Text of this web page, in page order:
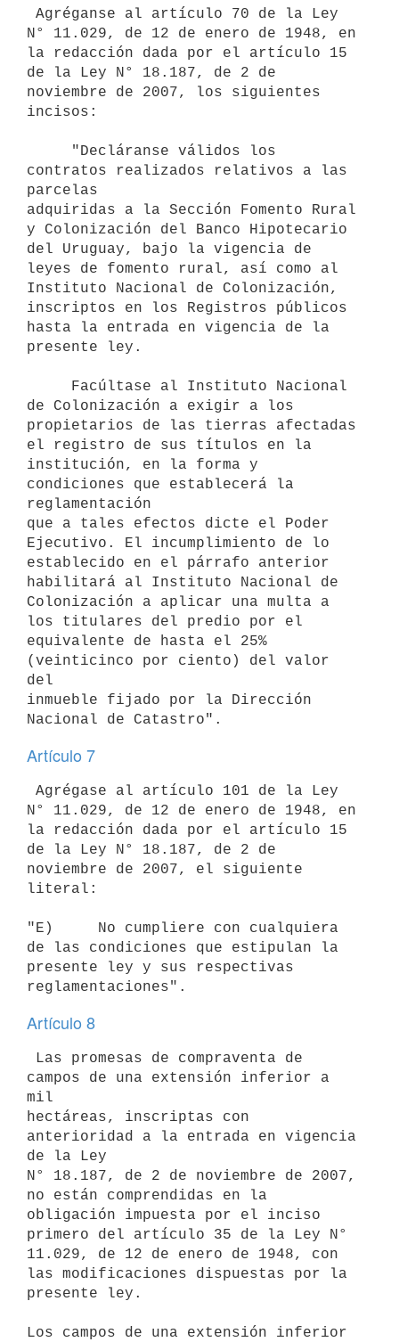
N° 11.029, de 12 de enero de 1948, en
la redacción dada por el artículo 15
de la Ley N° 18.187, de 2 de
noviembre de 2007, los siguientes
incisos:
contratos realizados relativos a las
parcelas
adquiridas a la Sección Fomento Rural
y Colonización del Banco Hipotecario
del Uruguay, bajo la vigencia de
leyes de fomento rural, así como al
Instituto Nacional de Colonización,
inscriptos en los Registros públicos
hasta la entrada en vigencia de la
presente ley.
de Colonización a exigir a los
propietarios de las tierras afectadas
el registro de sus títulos en la
institución, en la forma y
condiciones que establecerá la
reglamentación
que a tales efectos dicte el Poder
Ejecutivo. El incumplimiento de lo
establecido en el párrafo anterior
habilitará al Instituto Nacional de
Colonización a aplicar una multa a
los titulares del predio por el
equivalente de hasta el 25%
(veinticinco por ciento) del valor
del
inmueble fijado por la Dirección
Artículo 7
N° 11.029, de 12 de enero de 1948, en
la redacción dada por el artículo 15
de la Ley N° 18.187, de 2 de
noviembre de 2007, el siguiente
literal:
"E)     No cumpliere con cualquiera
de las condiciones que estipulan la
presente ley y sus respectivas
Artículo 8
campos de una extensión inferior a
mil
hectáreas, inscriptas con
anterioridad a la entrada en vigencia
de la Ley
N° 18.187, de 2 de noviembre de 2007,
no están comprendidas en la
obligación impuesta por el inciso
primero del artículo 35 de la Ley N°
11.029, de 12 de enero de 1948, con
las modificaciones dispuestas por la
presente ley.
Los campos de una extensión inferior